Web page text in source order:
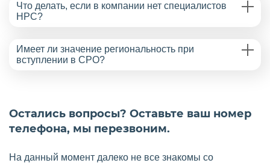
Что делать, если в компании нет специалистов
НРС?
Имеет ли значение региональность при
вступлении в СРО?
Остались вопросы? Оставьте ваш номер
телефона, мы перезвоним.
На данный момент далеко не все знакомы со